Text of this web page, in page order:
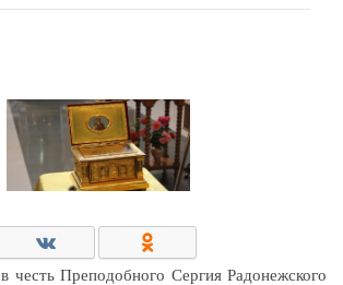
честь Преподобного Сергия Радонежского